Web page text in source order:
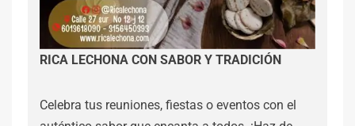
RICA LECHONA CON SABOR Y TRADICIÓN
Celebra tus reuniones, fiestas o eventos con el